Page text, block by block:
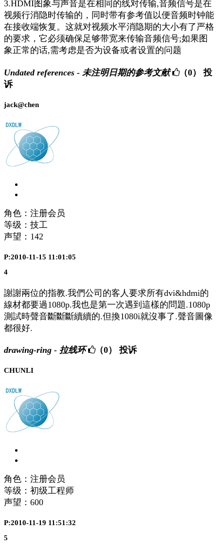
3.HDMI图象与声音是在相同的线对传输,音频信号是在
视频行消隐时传输的，同时带有参考值以便音频时钟能
在接收端恢复。这就对视频水平消隐期的大小有了严格
的要求，它必须确保足够带宽来传输音频信号;如果图
象正常的话,需考虑是否为设备或者设置的问题
Undated references - 未注明日期的参考文献 （0）
投
诉
jack@chen
角色：注册会员
等级：技工
声望： 142
P:2010-11-15 11:01:05
4
謝謝兩位的指教.我們公司的客人要求所有dvi&hdmi的
線材都要過1080p.我也是第一次遇到這樣的問題.1080p
測試時聲音斷斷斷續續的.但換1080i就沒事了.聲音圖像
都很好.
drawing-ring - 拉线环 （0） 投诉
CHUNLI
角色：注册会员
等级：初级工程师
声望： 600
P:2010-11-19 11:51:32
5